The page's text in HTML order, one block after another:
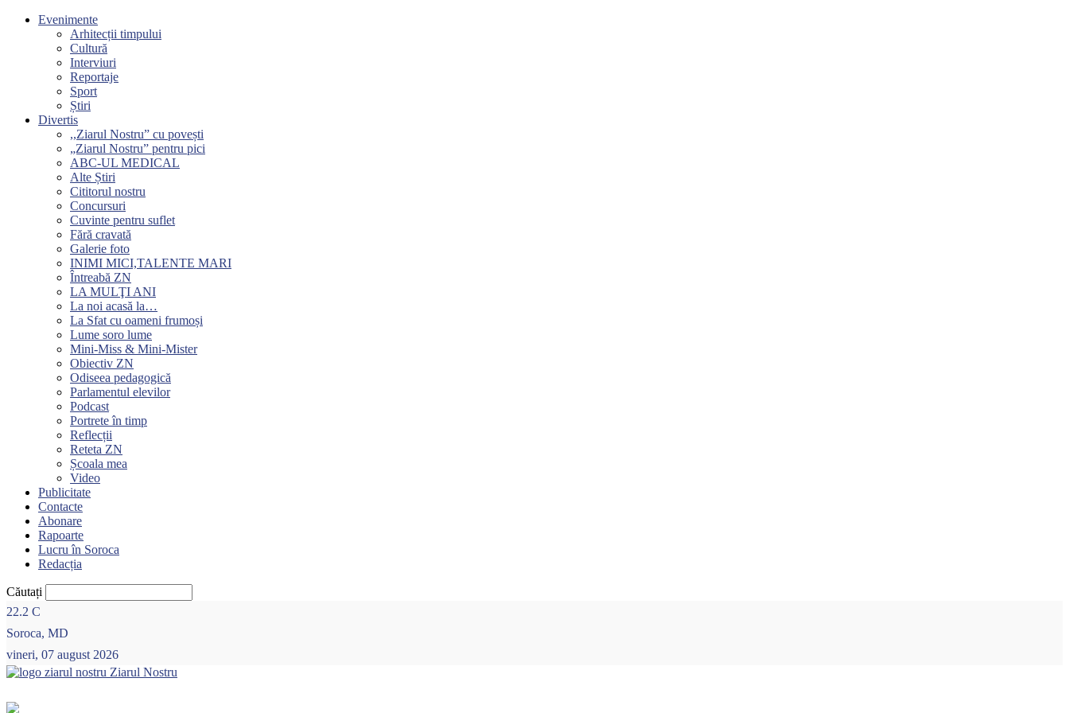
Evenimente
Arhitecții timpului
Cultură
Interviuri
Reportaje
Sport
Știri
Divertis
,,Ziarul Nostru” cu povești
„Ziarul Nostru” pentru pici
ABC-UL MEDICAL
Alte Știri
Cititorul nostru
Concursuri
Cuvinte pentru suflet
Fără cravată
Galerie foto
INIMI MICI,TALENTE MARI
Întreabă ZN
LA MULŢI ANI
La noi acasă la…
La Sfat cu oameni frumoși
Lume soro lume
Mini-Miss & Mini-Mister
Obiectiv ZN
Odiseea pedagogică
Parlamentul elevilor
Podcast
Portrete în timp
Reflecții
Reteta ZN
Școala mea
Video
Publicitate
Contacte
Abonare
Rapoarte
Lucru în Soroca
Redacția
Căutați
22.2 C
Soroca, MD
vineri, 07 august 2026
Ziarul Nostru